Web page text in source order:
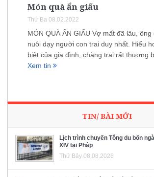
Món quà ẩn giấu
Thứ Ba 08.02.2022
MÓN QUÀ ẨN GIẤU Vợ mất đã lâu,
nuôi dạy người con trai duy nhất. Hiểu
biệt của gia đình, chàng trai rất thương
Xem tin
TIN/ BÀI MỚI
Lịch trình chuyến Tông du bốn
XIV tại Pháp
Thứ Bảy 08.08.2026